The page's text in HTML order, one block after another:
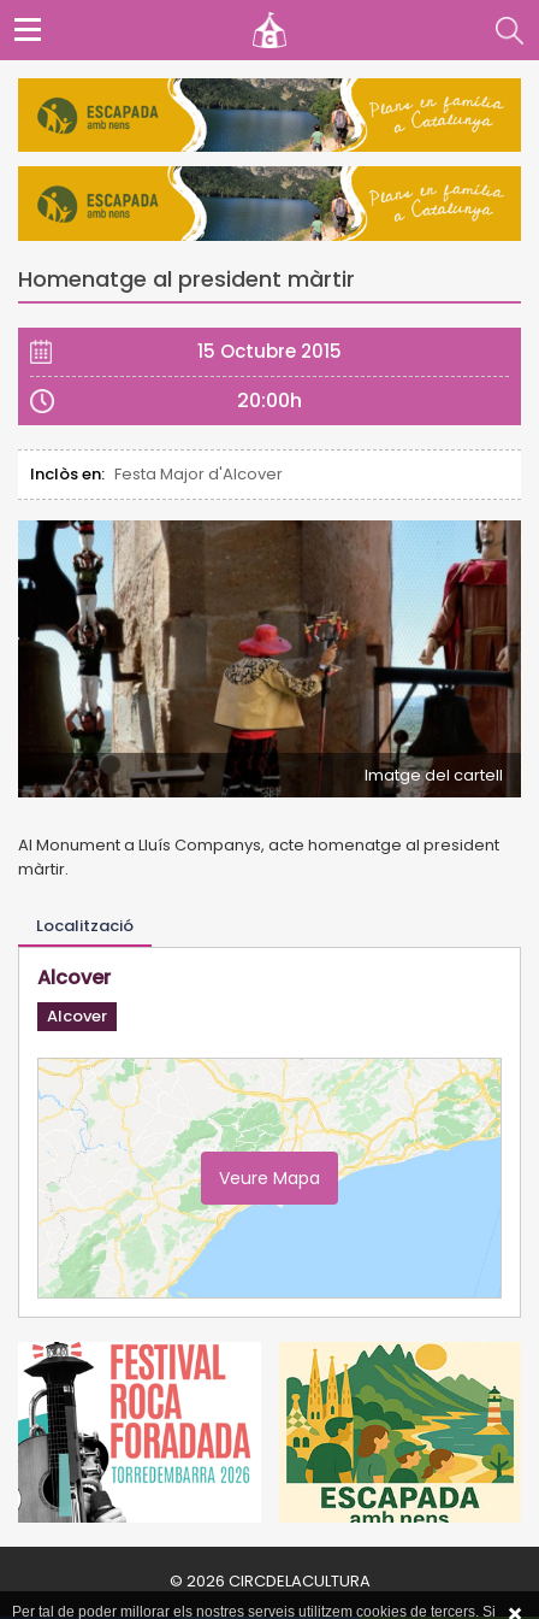
Homenatge al president màrtir
15 Octubre 2015
20:00h
Inclòs en: Festa Major d'Alcover
Imatge del cartell
Al Monument a Lluís Companys, acte homenatge al president
màrtir.
Localització
Alcover
Alcover
Veure Mapa
© 2026 CIRCDELACULTURA
Per tal de poder millorar els nostres serveis utilitzem cookies de tercers. Si